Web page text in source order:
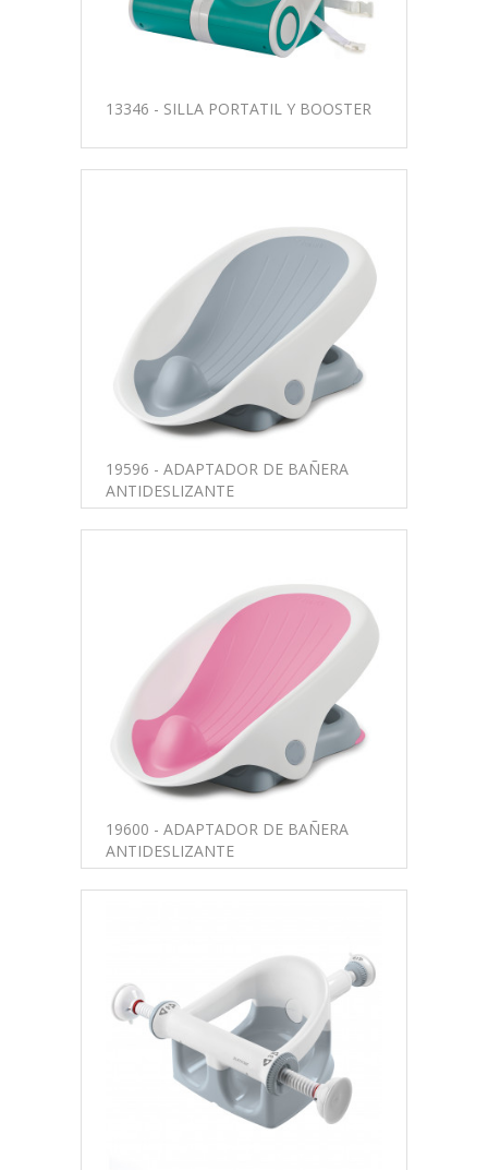
13346 - SILLA PORTATIL Y BOOSTER
19596 - ADAPTADOR DE BAÑERA
ANTIDESLIZANTE
19600 - ADAPTADOR DE BAÑERA
ANTIDESLIZANTE